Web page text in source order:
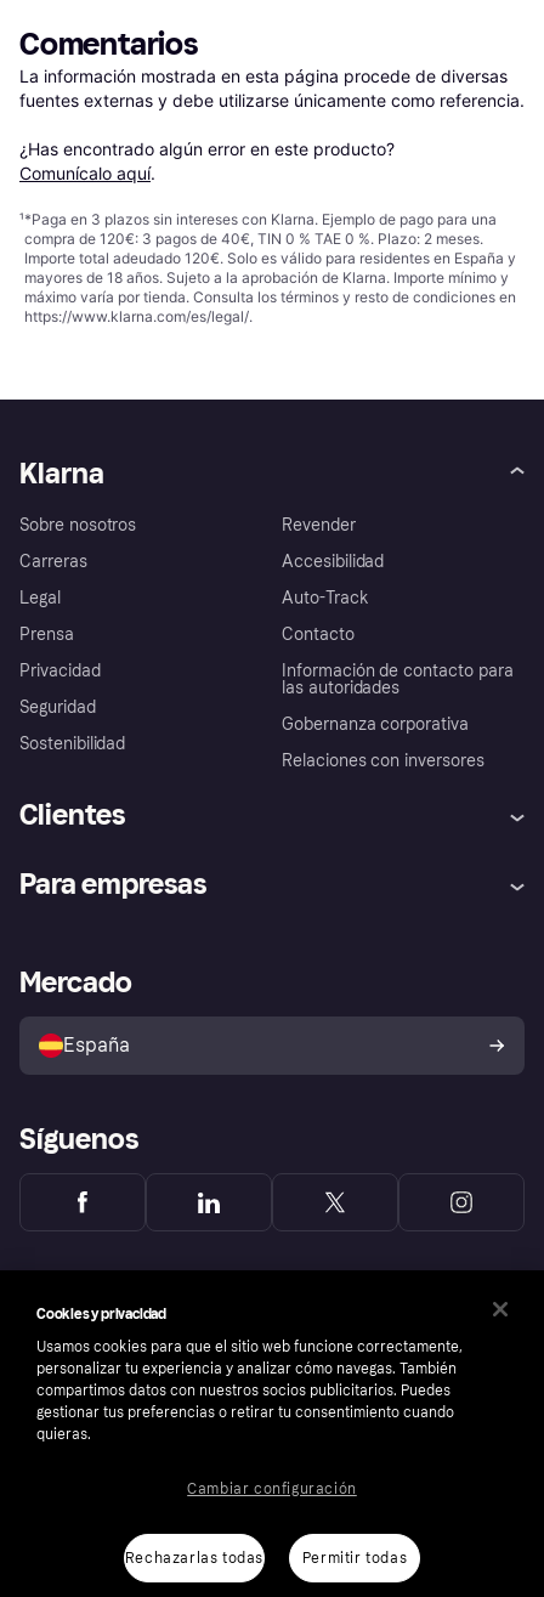
Comentarios
La información mostrada en esta página procede de diversas
fuentes externas y debe utilizarse únicamente como referencia.
¿Has encontrado algún error en este producto?
Comunícalo aquí.
¹*Paga en 3 plazos sin intereses con Klarna. Ejemplo de pago para una
compra de 120€: 3 pagos de 40€, TIN 0 % TAE 0 %. Plazo: 2 meses.
Importe total adeudado 120€. Solo es válido para residentes en España y
mayores de 18 años. Sujeto a la aprobación de Klarna. Importe mínimo y
máximo varía por tienda. Consulta los términos y resto de condiciones en
https://www.klarna.com/es/legal/.
Klarna
Sobre nosotros
Carreras
Legal
Prensa
Privacidad
Seguridad
Sostenibilidad
Revender
Accesibilidad
Auto-Track
Contacto
Información de contacto para
las autoridades
Gobernanza corporativa
Relaciones con inversores
Clientes
Inicio de sesión
Directorio de tiendas
Política de protección al
comprador de Klarna
Reclamaciones
Para empresas
Acceso empresas
Mercado
España
Síguenos
Número de empresa: 556737-0431
Aviso Sobre CookiesKlarna.com
Cookies y privacidad
Usamos cookies para que el sitio web funcione correctamente,
personalizar tu experiencia y analizar cómo navegas. También
compartimos datos con nuestros socios publicitarios. Puedes
gestionar tus preferencias o retirar tu consentimiento cuando
quieras.
Rechazarlas todas Permitir todas
Cambiar configuración